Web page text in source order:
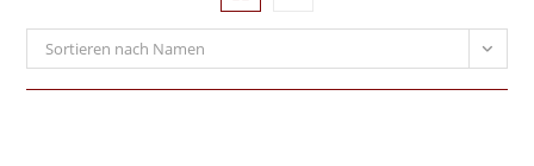
Sortieren nach Namen